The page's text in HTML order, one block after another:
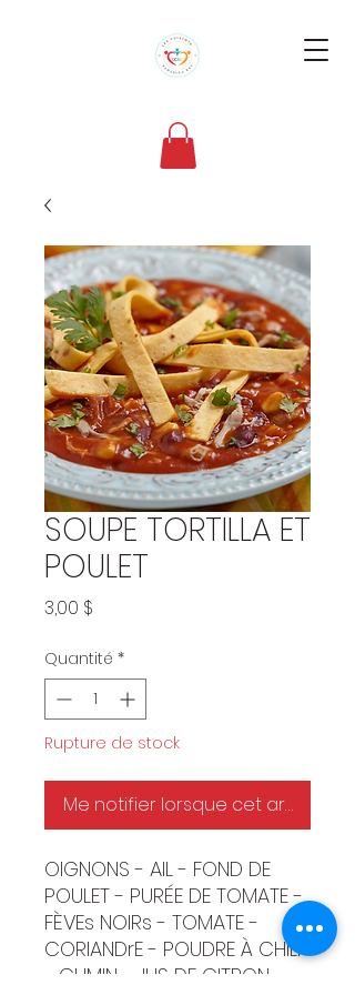
SOUPE TORTILLA ET
POULET
3,00 $
Quantité *
Rupture de stock
Me notifier lorsque cet article est
OIGNONS - AIL - FOND DE
POULET - PURÉE DE TOMATE -
FÈVEs NOIRs - TOMATE -
CORIANDrE - POUDRE À CHILI
- CUMIN - JUS DE CITRON -